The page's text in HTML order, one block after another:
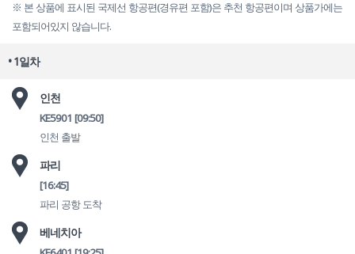
※ 본 상품에 표시된 국제선 항공편(경유편 포함)은 추천 항공편이며 상품가에는
포함되어있지 않습니다.
• 1일차
인천
KE5901 [09:50]
인천 출발
파리
[16:45]
파리 공항 도착
베네치아